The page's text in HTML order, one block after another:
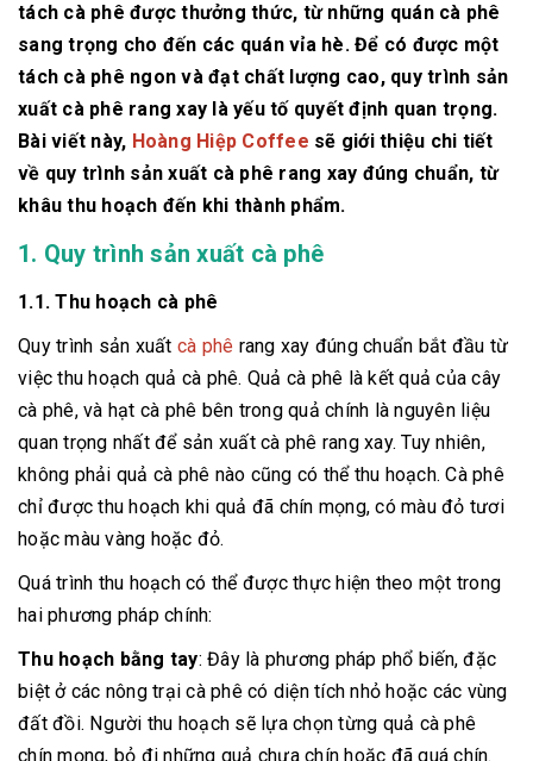
tách cà phê được thưởng thức, từ những quán cà phê
sang trọng cho đến các quán vỉa hè. Để có được một
tách cà phê ngon và đạt chất lượng cao, quy trình sản
xuất cà phê rang xay là yếu tố quyết định quan trọng.
Bài viết này, Hoàng Hiệp Coffee sẽ giới thiệu chi tiết
về quy trình sản xuất cà phê rang xay đúng chuẩn, từ
khâu thu hoạch đến khi thành phẩm.
1. Quy trình sản xuất cà phê
1.1. Thu hoạch cà phê
Quy trình sản xuất cà phê rang xay đúng chuẩn bắt đầu từ
việc thu hoạch quả cà phê. Quả cà phê là kết quả của cây
cà phê, và hạt cà phê bên trong quả chính là nguyên liệu
quan trọng nhất để sản xuất cà phê rang xay. Tuy nhiên,
không phải quả cà phê nào cũng có thể thu hoạch. Cà phê
chỉ được thu hoạch khi quả đã chín mọng, có màu đỏ tươi
hoặc màu vàng hoặc đỏ.
Quá trình thu hoạch có thể được thực hiện theo một trong
hai phương pháp chính:
Thu hoạch bằng tay: Đây là phương pháp phổ biến, đặc
biệt ở các nông trại cà phê có diện tích nhỏ hoặc các vùng
đất đồi. Người thu hoạch sẽ lựa chọn từng quả cà phê
chín mọng, bỏ đi những quả chưa chín hoặc đã quá chín.